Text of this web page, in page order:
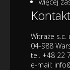
Witraże s.c.
04-988
tel. +48 22
e-mail: